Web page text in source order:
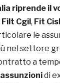
riprende il
Filt Cgil, Fit Cisl
le
nel settore
a
di